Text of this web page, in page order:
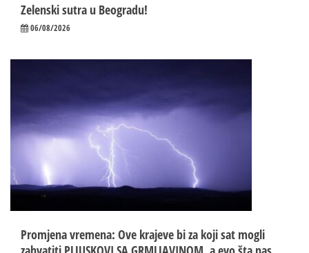
Zelenski sutra u Beogradu!
06/08/2026
Promjena vremena: Ove krajeve bi za koji sat mogli